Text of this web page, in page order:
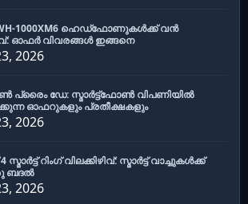
1000XM6 ഹെഡ്‌ഫോണുകൾക്ക് വൻ
ഓഫർ വിവരങ്ങൾ ഇങ്ങനെ
2026
ഡേ: സ്മാർട്ട്ഫോൺ വിപണിയിൽ
ഓഫറുകളും പ്രതീക്ഷകളും
2026
സ്മാർട്ട് റിംഗ് വിലക്കിഴിവ്: സ്മാർട്ട് വാച്ചുകൾക്ക്
ബദൽ
2026